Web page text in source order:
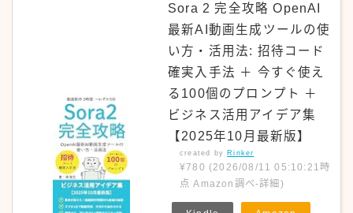
Sora 2 完全攻略 OpenAI
最新AI動画生成ツールの使
い方・活用法: 招待コード
確実入手法 ＋ 今すぐ使え
る100個のプロンプト ＋
ビジネス活用アイデア集
【2025年10月最新版】
created by Rinker
¥780 (2026/08/11 05:10:21時
点 Amazon調べ-詳細)